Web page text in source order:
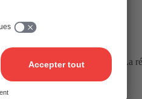
d’un commentaire. La